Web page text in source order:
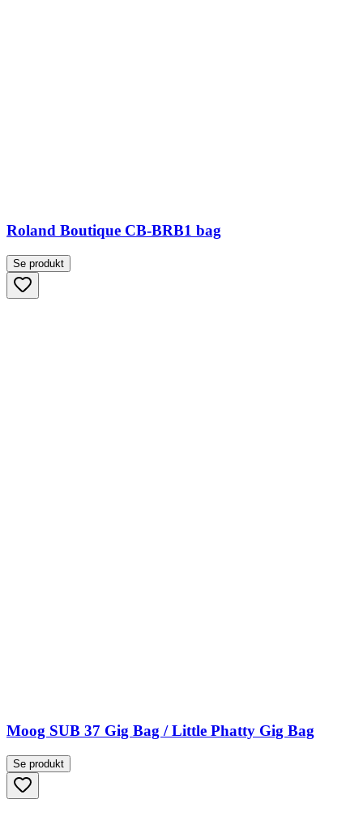
Roland Boutique CB-BRB1 bag
Se produkt
Moog SUB 37 Gig Bag / Little Phatty Gig Bag
Se produkt